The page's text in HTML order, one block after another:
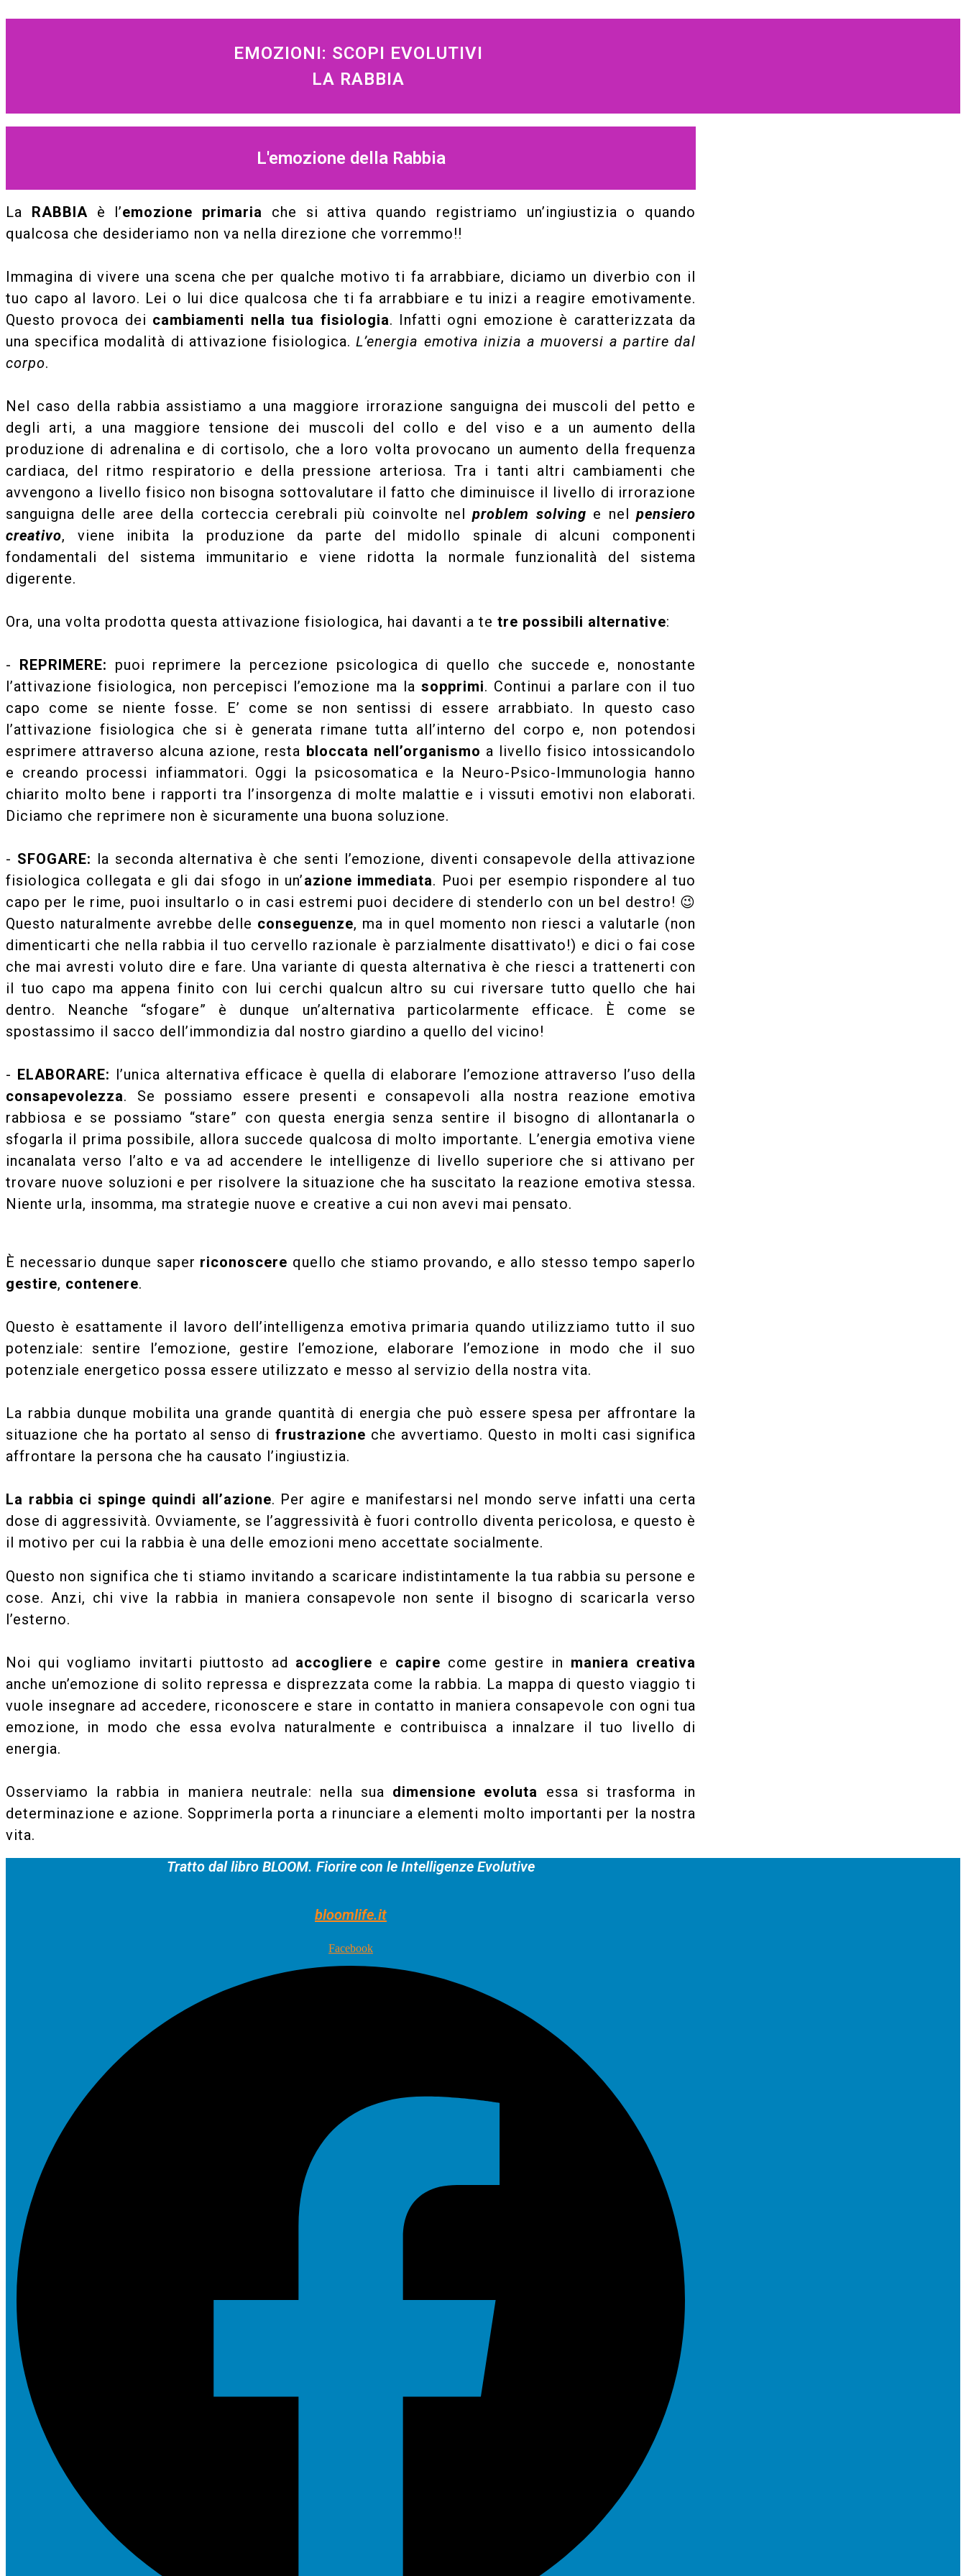
EMOZIONI: SCOPI EVOLUTIVI
LA RABBIA
L'emozione della Rabbia
La RABBIAè l’emozione primaria che si attiva quando registriamo un’ingiustizia o quando
qualcosa che desideriamo non va nella direzione che vorremmo!!
Immagina di vivere una scena che per qualche motivo ti fa arrabbiare, diciamo un diverbio con il
tuo capo al lavoro. Lei o lui dice qualcosa che ti fa arrabbiare e tu inizi a reagire emotivamente.
Questo provoca dei cambiamenti nella tua fisiologia. Infatti ogni emozione è caratterizzata da
una specifica modalità di attivazione fisiologica.L’energia emotiva inizia a muoversi a partire dal
corpo.
Nel caso della rabbia assistiamo a una maggiore irrorazione sanguigna dei muscoli del petto e
degli arti, a una maggiore tensione dei muscoli del collo e del viso e a un aumento della
produzione di adrenalina e di cortisolo, che a loro volta provocano un aumento della frequenza
cardiaca, del ritmo respiratorio e della pressione arteriosa. Tra i tanti altri cambiamenti che
avvengono a livello fisico non bisogna sottovalutare il fatto che diminuisce il livello di irrorazione
sanguigna delle aree della corteccia cerebrali più coinvolte nelproblem solving e nelpensiero
creativo, viene inibita la produzione da parte del midollo spinale di alcuni componenti
fondamentali del sistema immunitario e viene ridotta la normale funzionalità del sistema
digerente.
Ora, una volta prodotta questa attivazione fisiologica, hai davanti a te tre possibili alternative:
- REPRIMERE: puoi reprimere la percezione psicologica di quello che succede e, nonostante
l’attivazione fisiologica, non percepisci l’emozione ma lasopprimi. Continui a parlare con il tuo
capo come se niente fosse. E’ come se non sentissi di essere arrabbiato. In questo caso
l’attivazione fisiologica che si è generata rimane tutta all’interno del corpo e, non potendosi
esprimere attraverso alcuna azione, resta bloccata nell’organismo a livello fisico intossicandolo
e creando processi infiammatori. Oggi la psicosomatica e la Neuro-Psico-Immunologia hanno
chiarito molto bene i rapporti tra l’insorgenza di molte malattie e i vissuti emotivi non elaborati.
Diciamo che reprimere non è sicuramente una buona soluzione.
- SFOGARE: la seconda alternativa è che senti l’emozione, diventi consapevole della attivazione
fisiologica collegata e gli dai sfogo in un’azione immediata. Puoi per esempio rispondere al tuo
capo per le rime, puoi insultarlo o in casi estremi puoi decidere di stenderlo con un bel destro! 😉
Questo naturalmente avrebbe delle conseguenze, ma in quel momento non riesci a valutarle (non
dimenticarti che nella rabbia il tuo cervello razionale è parzialmente disattivato!) e dici o fai cose
che mai avresti voluto dire e fare. Una variante di questa alternativa è che riesci a trattenerti con
il tuo capo ma appena finito con lui cerchi qualcun altro su cui riversare tutto quello che hai
dentro. Neanche “sfogare” è dunque un’alternativa particolarmente efficace. È come se
spostassimo il sacco dell’immondizia dal nostro giardino a quello del vicino!
- ELABORARE: l’unica alternativa efficace è quella di elaborare l’emozione attraverso l’uso della
consapevolezza. Se possiamo essere presenti e consapevoli alla nostra reazione emotiva
rabbiosa e se possiamo “stare” con questa energia senza sentire il bisogno di allontanarla o
sfogarla il prima possibile, allora succede qualcosa di molto importante. L’energia emotiva viene
incanalata verso l’alto e va ad accendere le intelligenze di livello superiore che si attivano per
trovare nuove soluzioni e per risolvere la situazione che ha suscitato la reazione emotiva stessa.
Niente urla, insomma, ma strategie nuove e creative a cui non avevi mai pensato.
È necessario dunque saper riconoscere quello che stiamo provando, e allo stesso tempo saperlo
gestire, contenere.
Questo è esattamente il lavoro dell’intelligenza emotiva primaria quando utilizziamo tutto il suo
potenziale: sentire l’emozione, gestire l’emozione, elaborare l’emozione in modo che il suo
potenziale energetico possa essere utilizzato e messo al servizio della nostra vita.
La rabbia dunque mobilita una grande quantità di energia che può essere spesa per affrontare la
situazione che ha portato al senso di frustrazione che avvertiamo. Questo in molti casi significa
affrontare la persona che ha causato l’ingiustizia.
La rabbia ci spinge quindi all’azione. Per agire e manifestarsi nel mondo serve infatti una certa
dose di aggressività. Ovviamente, se l’aggressività è fuori controllo diventa pericolosa, e questo è
il motivo per cui la rabbia è una delle emozioni meno accettate socialmente.
Questo non significa che ti stiamo invitando a scaricare indistintamente la tua rabbia su persone e
cose. Anzi, chi vive la rabbia in maniera consapevole non sente il bisogno di scaricarla verso
l’esterno.
Noi qui vogliamo invitarti piuttosto ad accogliere e capire come gestire in maniera creativa
anche un’emozione di solito repressa e disprezzata come la rabbia. La mappa di questo viaggio ti
vuole insegnare ad accedere, riconoscere e stare in contatto in maniera consapevole con ogni tua
emozione, in modo che essa evolva naturalmente e contribuisca a innalzare il tuo livello di
energia.
Osserviamo la rabbia in maniera neutrale: nella sua dimensione evoluta essa si trasforma in
determinazione e azione. Sopprimerla porta a rinunciare a elementi molto importanti per la nostra
vita.
Tratto dal libro BLOOM. Fiorire con le Intelligenze Evolutive​​
bloomlife.it
Facebook